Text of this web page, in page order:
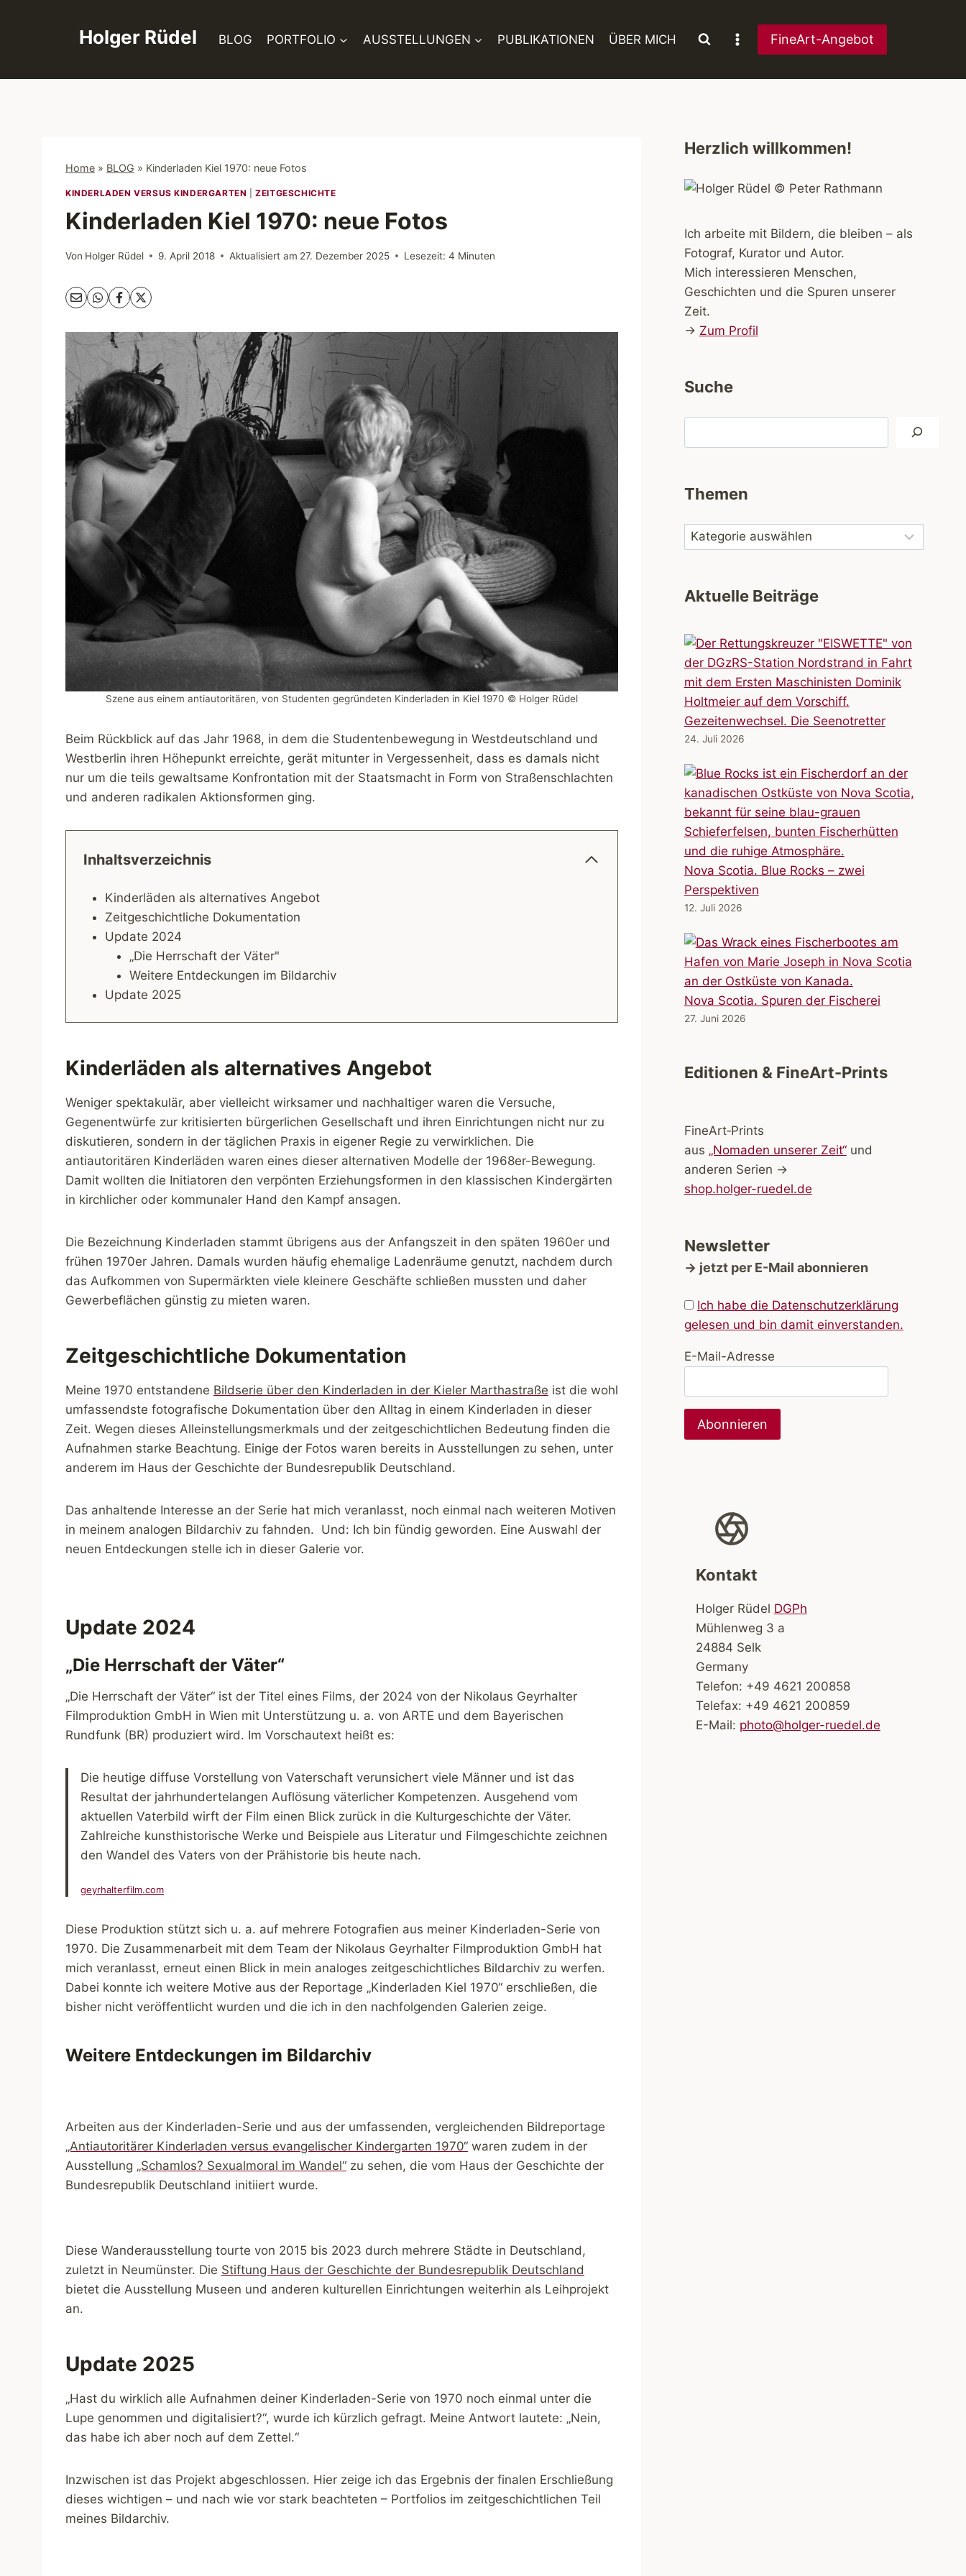
Holger Rüdel BLOG PORTFOLIO AUSSTELLUNGEN PUBLIKATIONEN ÜBER MICH FineArt-Angebot
Home » BLOG » Kinderladen Kiel 1970: neue Fotos
KINDERLADEN VERSUS KINDERGARTEN |ZEITGESCHICHTE
Kinderladen Kiel 1970: neue Fotos
Von Holger Rüdel 9. April 2018 Aktualisiert am 27. Dezember 2025 Lesezeit: 4 Minuten
Szene aus einem antiautoritären, von Studenten gegründeten Kinderladen in Kiel 1970 © Holger Rüdel
Beim Rückblick auf das Jahr 1968, in dem die Studentenbewegung in Westdeutschland und
Westberlin ihren Höhepunkt erreichte, gerät mitunter in Vergessenheit, dass es damals nicht
nur um die teils gewaltsame Konfrontation mit der Staatsmacht in Form von Straßenschlachten
und anderen radikalen Aktionsformen ging.
Inhaltsverzeichnis
Kinderläden als alternatives Angebot
Zeitgeschichtliche Dokumentation
Update 2024
„Die Herrschaft der Väter"
Weitere Entdeckungen im Bildarchiv
Update 2025
Kinderläden als alternatives Angebot
Weniger spektakulär, aber vielleicht wirksamer und nachhaltiger waren die Versuche,
Gegenentwürfe zur kritisierten bürgerlichen Gesellschaft und ihren Einrichtungen nicht nur zu
diskutieren, sondern in der täglichen Praxis in eigener Regie zu verwirklichen. Die
antiautoritären Kinderläden waren eines dieser alternativen Modelle der 1968er-Bewegung.
Damit wollten die Initiatoren den verpönten Erziehungsformen in den klassischen Kindergärten
in kirchlicher oder kommunaler Hand den Kampf ansagen.
Die Bezeichnung Kinderladen stammt übrigens aus der Anfangszeit in den späten 1960er und
frühen 1970er Jahren. Damals wurden häufig ehemalige Ladenräume genutzt, nachdem durch
das Aufkommen von Supermärkten viele kleinere Geschäfte schließen mussten und daher
Gewerbeflächen günstig zu mieten waren.
Zeitgeschichtliche Dokumentation
Meine 1970 entstandene Bildserie über den Kinderladen in der Kieler Marthastraße ist die wohl
umfassendste fotografische Dokumentation über den Alltag in einem Kinderladen in dieser
Zeit. Wegen dieses Alleinstellungsmerkmals und der zeitgeschichtlichen Bedeutung finden die
Aufnahmen starke Beachtung. Einige der Fotos waren bereits in Ausstellungen zu sehen, unter
anderem im Haus der Geschichte der Bundesrepublik Deutschland.
Das anhaltende Interesse an der Serie hat mich veranlasst, noch einmal nach weiteren Motiven
in meinem analogen Bildarchiv zu fahnden. Und: Ich bin fündig geworden. Eine Auswahl der
neuen Entdeckungen stelle ich in dieser Galerie vor.
Update 2024
„Die Herrschaft der Väter“
„Die Herrschaft der Väter“ ist der Titel eines Films, der 2024 von der Nikolaus Geyrhalter
Filmproduktion GmbH in Wien mit Unterstützung u. a. von ARTE und dem Bayerischen
Rundfunk (BR) produziert wird. Im Vorschautext heißt es:
Die heutige diffuse Vorstellung von Vaterschaft verunsichert viele Männer und ist das
Resultat der jahrhundertelangen Auflösung väterlicher Kompetenzen. Ausgehend vom
aktuellen Vaterbild wirft der Film einen Blick zurück in die Kulturgeschichte der Väter.
Zahlreiche kunsthistorische Werke und Beispiele aus Literatur und Filmgeschichte zeichnen
den Wandel des Vaters von der Prähistorie bis heute nach.
geyrhalterfilm.com
Diese Produktion stützt sich u. a. auf mehrere Fotografien aus meiner Kinderladen-Serie von
1970. Die Zusammenarbeit mit dem Team der Nikolaus Geyrhalter Filmproduktion GmbH hat
mich veranlasst, erneut einen Blick in mein analoges zeitgeschichtliches Bildarchiv zu werfen.
Dabei konnte ich weitere Motive aus der Reportage „Kinderladen Kiel 1970“ erschließen, die
bisher nicht veröffentlicht wurden und die ich in den nachfolgenden Galerien zeige.
Weitere Entdeckungen im Bildarchiv
Arbeiten aus der Kinderladen-Serie und aus der umfassenden, vergleichenden Bildreportage
„Antiautoritärer Kinderladen versus evangelischer Kindergarten 1970“ waren zudem in der
Ausstellung „Schamlos? Sexualmoral im Wandel“ zu sehen, die vom Haus der Geschichte der
Bundesrepublik Deutschland initiiert wurde.
Diese Wanderausstellung tourte von 2015 bis 2023 durch mehrere Städte in Deutschland,
zuletzt in Neumünster. Die Stiftung Haus der Geschichte der Bundesrepublik Deutschland
bietet die Ausstellung Museen und anderen kulturellen Einrichtungen weiterhin als Leihprojekt
an.
Update 2025
„Hast du wirklich alle Aufnahmen deiner Kinderladen-Serie von 1970 noch einmal unter die
Lupe genommen und digitalisiert?“, wurde ich kürzlich gefragt. Meine Antwort lautete: „Nein,
das habe ich aber noch auf dem Zettel.“
Inzwischen ist das Projekt abgeschlossen. Hier zeige ich das Ergebnis der finalen Erschließung
dieses wichtigen – und nach wie vor stark beachteten – Portfolios im zeitgeschichtlichen Teil
meines Bildarchiv.
Herzlich willkommen!
Ich arbeite mit Bildern, die bleiben – als
Fotograf, Kurator und Autor.
Mich interessieren Menschen,
Geschichten und die Spuren unserer
Zeit.
→ Zum Profil
Suche
Themen
Aktuelle Beiträge
Gezeitenwechsel. Die Seenotretter
24. Juli 2026
Nova Scotia. Blue Rocks – zwei
Perspektiven
12. Juli 2026
Nova Scotia. Spuren der Fischerei
27. Juni 2026
Editionen & FineArt-Prints
FineArt‑Prints
aus „Nomaden unserer Zeit“und
anderen Serien →
shop.holger-ruedel.de
Newsletter
→ jetzt per E-Mail abonnieren
Ich habe die Datenschutzerklärung
gelesen und bin damit einverstanden.
E-Mail-Adresse
Kontakt
Holger Rüdel DGPh
Mühlenweg 3 a
24884 Selk
Germany
Telefon: +49 4621 200858
Telefax: +49 4621 200859
E-Mail: photo@holger-ruedel.de